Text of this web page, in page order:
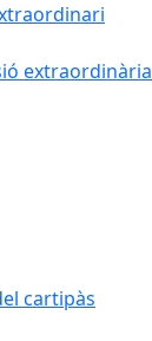
extraordinària
cartipàs